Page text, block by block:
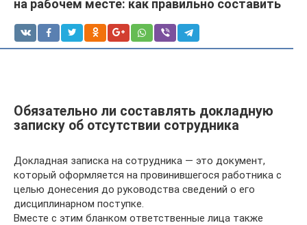
на рабочем месте: как правильно составить
Обязательно ли составлять докладную
записку об отсутствии сотрудника
Докладная записка на сотрудника — это документ,
который оформляется на провинившегося работника с
целью донесения до руководства сведений о его
дисциплинарном поступке.
Вместе с этим бланком ответственные лица также